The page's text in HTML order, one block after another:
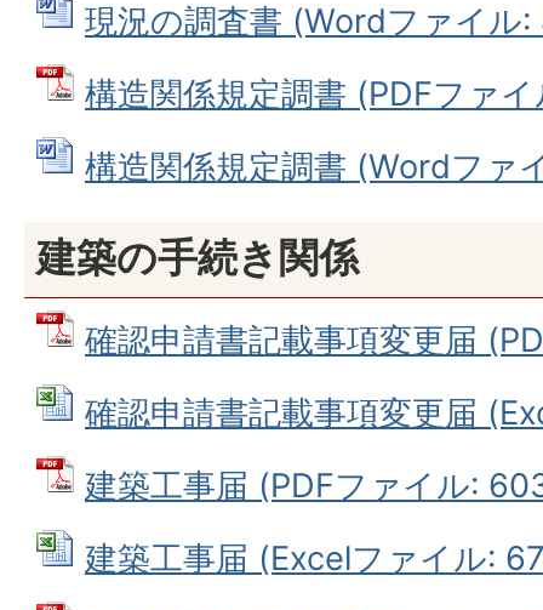
現況の調査書 (Wordファイル
構造関係規定調書 (PDFファ
構造関係規定調書 (Wordファ
建築の手続き関係
確認申請書記載事項変更届
確認申請書記載事項変更届
建築工事届 (PDFファイル:
建築工事届 (Excelファイル: